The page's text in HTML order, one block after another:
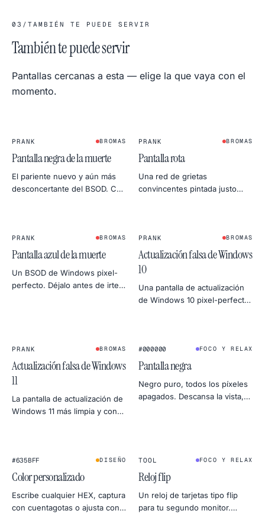
03 / TAMBIÉN TE PUEDE SERVIR
También te puede servir
Pantallas cercanas a esta — elige la que vaya con el
momento.
PRANK BROMAS
Pantalla negra de la muerte
El pariente nuevo y aún más
desconcertante del BSOD. Casi
inquietante.
PRANK BROMAS
Pantalla rota
Una red de grietas
convincentes pintada justo
del Día de los Inocentes.
PRANK BROMAS
Pantalla azul de la muerte
Un BSOD de Windows pixel-
perfecto. Déjalo antes de irte
PRANK BROMAS
Actualización falsa de Windows
10
Una pantalla de actualización
de Windows 10 pixel-perfecta,
PRANK BROMAS
Actualización falsa de Windows
11
La pantalla de actualización de
Windows 11 más limpia y con
★
#000000 FOCO Y RELAX
Pantalla negra
Negro puro, todos los píxeles
apagados. Descansa la vista,
★
#635BFF DISEÑO
Color personalizado
Escribe cualquier HEX, captura
con cuentagotas o ajusta con
1 5
FLIP CLOCK ★
TOOL FOCO Y RELAX
Reloj flip
Un reloj de tarjetas tipo flip
para tu segundo monitor.